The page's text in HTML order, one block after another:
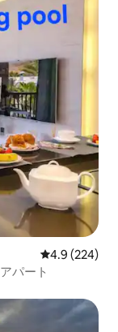
レビュー224
4.9 (224)
パート